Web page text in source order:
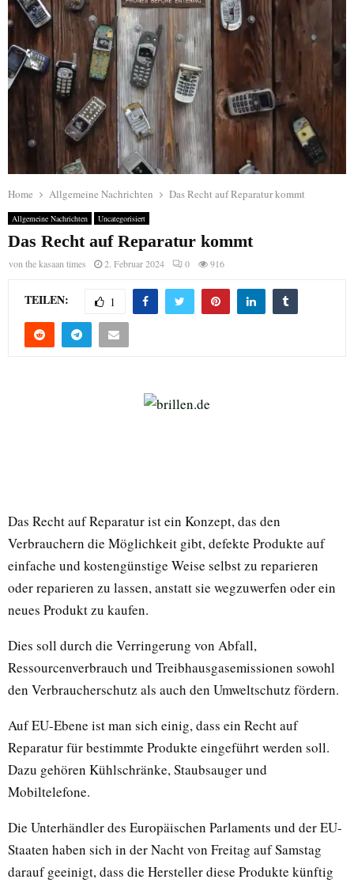
Home Allgemeine Nachrichten Das Recht auf Reparatur kommt
Allgemeine Nachrichten Uncategorisiert
Das Recht auf Reparatur kommt
vonthe kasaan times 2. Februar 2024 0 916
TEILEN: 1
Das Recht auf Reparatur ist ein Konzept, das den
Verbrauchern die Möglichkeit gibt, defekte Produkte auf
einfache und kostengünstige Weise selbst zu reparieren
oder reparieren zu lassen, anstatt sie wegzuwerfen oder ein
neues Produkt zu kaufen.
Dies soll durch die Verringerung von Abfall,
Ressourcenverbrauch und Treibhausgasemissionen sowohl
den Verbraucherschutz als auch den Umweltschutz fördern.
Auf EU-Ebene ist man sich einig, dass ein Recht auf
Reparatur für bestimmte Produkte eingeführt werden soll.
Dazu gehören Kühlschränke, Staubsauger und
Mobiltelefone.
Die Unterhändler des Europäischen Parlaments und der EU-
Staaten haben sich in der Nacht von Freitag auf Samstag
darauf geeinigt, dass die Hersteller diese Produkte künftig